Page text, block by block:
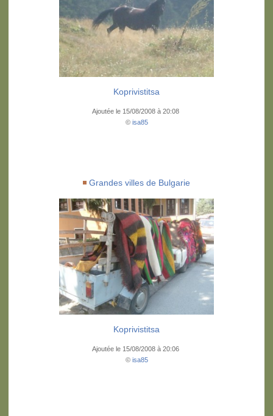
Koprivistitsa
Ajoutée le 15/08/2008 à 20:08
© isa85
Grandes villes de Bulgarie
Koprivistitsa
Ajoutée le 15/08/2008 à 20:06
© isa85